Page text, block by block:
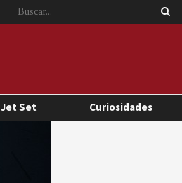
Jet Set Curiosidades